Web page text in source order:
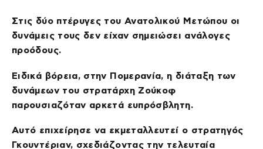
Στις δύο πτέρυγες του Ανατολικού Μετώπου οι
δυνάμεις τους δεν είχαν σημειώσει ανάλογες
προόδους.
Ειδικά βόρεια, στην Πομερανία, η διάταξη των
δυνάμεων του στρατάρχη Ζούκοφ
παρουσιαζόταν αρκετά ευπρόσβλητη.
Αυτό επιχείρησε να εκμεταλλευτεί ο στρατηγός
Γκουντέριαν, σχεδιάζοντας την τελευταία